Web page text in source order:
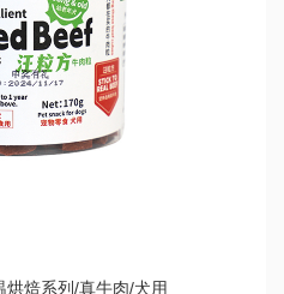
焙系列/真牛肉/犬用